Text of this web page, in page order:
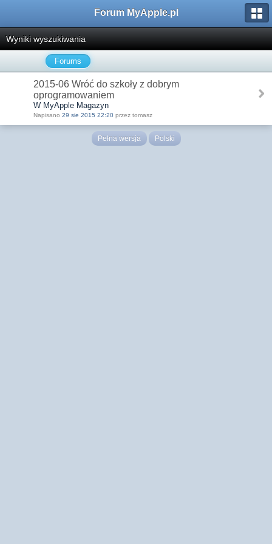
Forum MyApple.pl
Wyniki wyszukiwania
Forums
2015-06 Wróć do szkoły z dobrym
oprogramowaniem
W MyApple Magazyn
Napisano 29 sie 2015 22:20 przez tomasz
Pełna wersja Polski